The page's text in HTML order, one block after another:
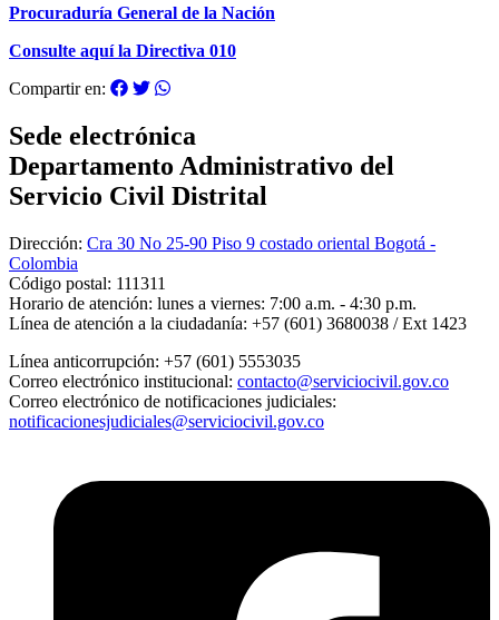
Procuraduría General de la Nación
Consulte aquí la Directiva 010
Compartir en:
Sede electrónica
Departamento Administrativo del
Servicio Civil Distrital
Dirección: Cra 30 No 25-90 Piso 9 costado oriental Bogotá -
Colombia
Código postal: 111311
Horario de atención: lunes a viernes: 7:00 a.m. - 4:30 p.m.
Línea de atención a la ciudadanía: +57 (601) 3680038 / Ext 1423
Línea anticorrupción: +57 (601) 5553035
Correo electrónico institucional: contacto@serviciocivil.gov.co
Correo electrónico de notificaciones judiciales:
notificacionesjudiciales@serviciocivil.gov.co